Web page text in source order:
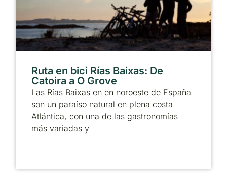
Ruta en bici Rías Baixas: De
Catoira a O Grove
Las Rías Baixas en en noroeste de España
son un paraíso natural en plena costa
Atlántica, con una de las gastronomías
más variadas y